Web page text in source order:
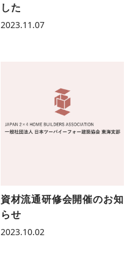
した
2023.11.07
資材流通研修会開催のお知
らせ
2023.10.02